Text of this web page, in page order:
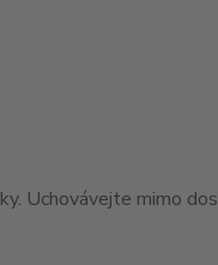
Uchovávejte mimo